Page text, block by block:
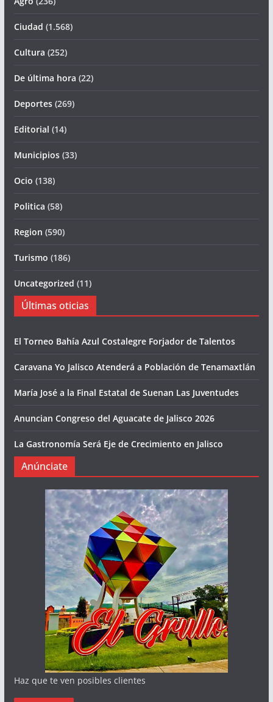
Ciudad (1.568)
Cultura (252)
De última hora (22)
Deportes(269)
Editorial (14)
Municipios(33)
Ocio (138)
Politica (58)
Region (590)
Turismo (186)
Uncategorized (11)
Últimas oticias
El Torneo Bahía Azul Costalegre Forjador de Talentos
Caravana Yo Jalisco Atenderá a Población de Tenamaxtlán
María José a la Final Estatal de Suenan Las Juventudes
Anuncian Congreso del Aguacate de Jalisco 2026
La Gastronomía Será Eje de Crecimiento en Jalisco
Anúnciate
Haz que te ven posibles clientes